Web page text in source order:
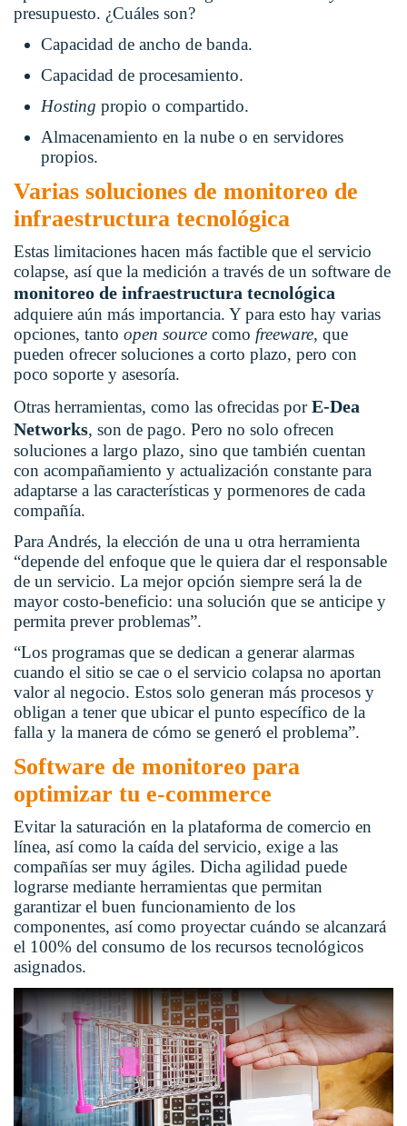
presupuesto. ¿Cuáles son?
Capacidad de ancho de banda.
Capacidad de procesamiento.
Hosting propio o compartido.
Almacenamiento en la nube o en servidores
propios.
Varias soluciones de monitoreo de
infraestructura tecnológica
Estas limitaciones hacen más factible que el servicio
colapse, así que la medición a través de un software de
monitoreo de infraestructura tecnológica
adquiere aún más importancia. Y para esto hay varias
opciones, tanto open source como freeware, que
pueden ofrecer soluciones a corto plazo, pero con
poco soporte y asesoría.
Otras herramientas, como las ofrecidas porE-Dea
Networks, son de pago. Pero no solo ofrecen
soluciones a largo plazo, sino que también cuentan
con acompañamiento y actualización constante para
adaptarse a las características y pormenores de cada
compañía.
Para Andrés, la elección de una u otra herramienta
“depende del enfoque que le quiera dar el responsable
de un servicio. La mejor opción siempre será la de
mayor costo-beneficio: una solución que se anticipe y
permita prever problemas”.
“Los programas que se dedican a generar alarmas
cuando el sitio se cae o el servicio colapsa no aportan
valor al negocio. Estos solo generan más procesos y
obligan a tener que ubicar el punto específico de la
falla y la manera de cómo se generó el problema”.
Software de monitoreo para
optimizar tu e-commerce
Evitar la saturación en la plataforma de comercio en
línea, así como la caída del servicio, exige a las
compañías ser muy ágiles. Dicha agilidad puede
lograrse mediante herramientas que permitan
garantizar el buen funcionamiento de los
componentes, así como proyectar cuándo se alcanzará
el 100% del consumo de los recursos tecnológicos
asignados.